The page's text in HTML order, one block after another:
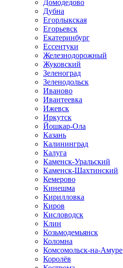
Домодедово
Дубна
Егорлыкская
Егорьевск
Екатеринбург
Ессентуки
Железнодорожный
Жуковский
Зеленоград
Зеленодольск
Иваново
Ивантеевка
Ижевск
Иркутск
Йошкар-Ола
Казань
Калининград
Калуга
Каменск-Уральский
Каменск-Шахтинский
Кемерово
Кинешма
Кирилловка
Киров
Кисловодск
Клин
Козьмодемьянск
Коломна
Комсомольск-на-Амуре
Королёв